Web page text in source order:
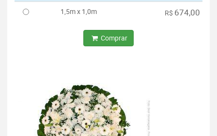
1,5m x 1,0m R$ 674,00
Comprar